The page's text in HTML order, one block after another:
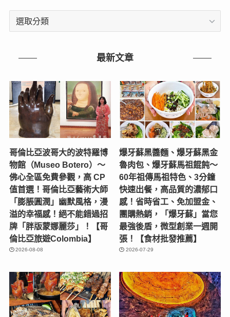
文
最新文章
哥倫比亞波哥大的波特羅博
物館（Museo Botero）～
佛心全區免費參觀，高 CP
值首選！哥倫比亞藝術大師
「膨脹圓潤」幽默風格，漫
溢的幸福感！絕不能錯過招
牌「胖版蒙娜麗莎」！【哥
倫比亞旅遊Colombia】
2026-08-08
爆牙蘇黑醬麵、爆牙蘇黑金
魯肉包、爆牙蘇馬祖餛飩～
60年祖傳馬祖特色、3分鐘
快速出餐，高品質的濃郁口
感！省時省工、免加盟金、
團購熱銷，「爆牙蘇」當您
最強後盾，微型創業一週開
張！【食材批發推薦】
2026-07-29